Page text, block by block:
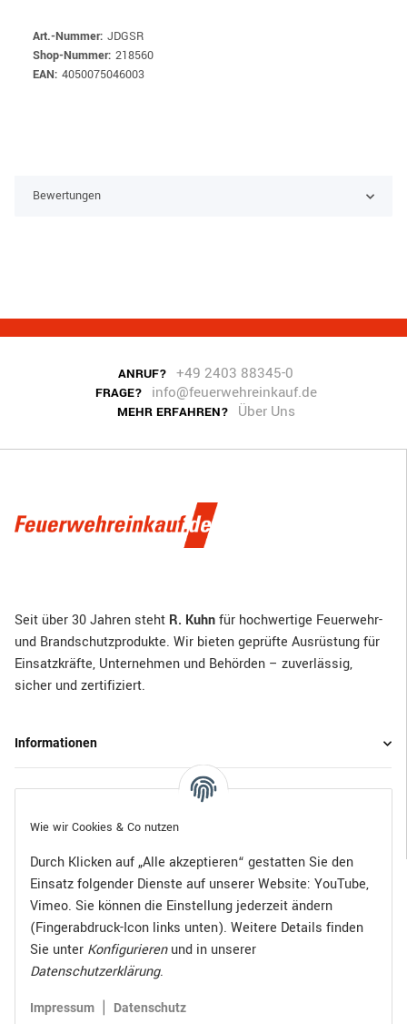
Wie wir Cookies & Co nutzen
Durch Klicken auf „Alle akzeptieren“ gestatten Sie den
Einsatz folgender Dienste auf unserer Website: YouTube,
Vimeo. Sie können die Einstellung jederzeit ändern
(Fingerabdruck-Icon links unten). Weitere Details finden
Sie unter Konfigurierenund in unserer
Datenschutzerklärung.
Impressum Datenschutz
Art.-Nummer: JDGSR
Shop-Nummer: 218560
EAN: 4050075046003
Bewertungen
ANRUF? +49 2403 88345-0
FRAGE? info@feuerwehreinkauf.de
MEHR ERFAHREN? Über Uns
Seit über 30 Jahren steht R. Kuhnfür hochwertige Feuerwehr-
und Brandschutzprodukte. Wir bieten geprüfte Ausrüstung für
Einsatzkräfte, Unternehmen und Behörden – zuverlässig,
sicher und zertifiziert.
Informationen
Gesetzliche Informationen
Bezahlen Sie bequem per:
Zugestellt durch: